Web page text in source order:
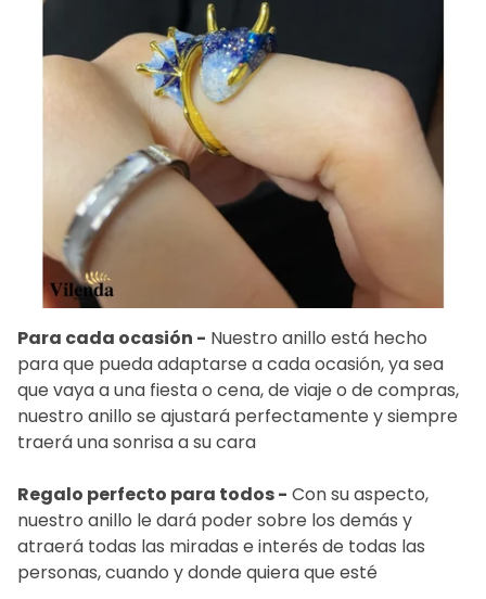
Para cada ocasión - Nuestro anillo está hecho
para que pueda adaptarse a cada ocasión, ya sea
que vaya a una fiesta o cena, de viaje o de compras,
nuestro anillo se ajustará perfectamente y siempre
traerá una sonrisa a su cara
Regalo perfecto para todos - Con su aspecto,
nuestro anillo le dará poder sobre los demás y
atraerá todas las miradas e interés de todas las
personas, cuando y donde quiera que esté